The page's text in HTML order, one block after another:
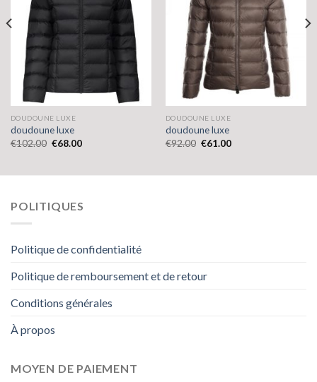
DOUDOUNE LUXE
doudoune luxe
€102.00 €68.00
DOUDOUNE LUXE
doudoune luxe
€92.00 €61.00
POLITIQUES
Politique de confidentialité
Politique de remboursement et de retour
Conditions générales
À propos
MOYEN DE PAIEMENT